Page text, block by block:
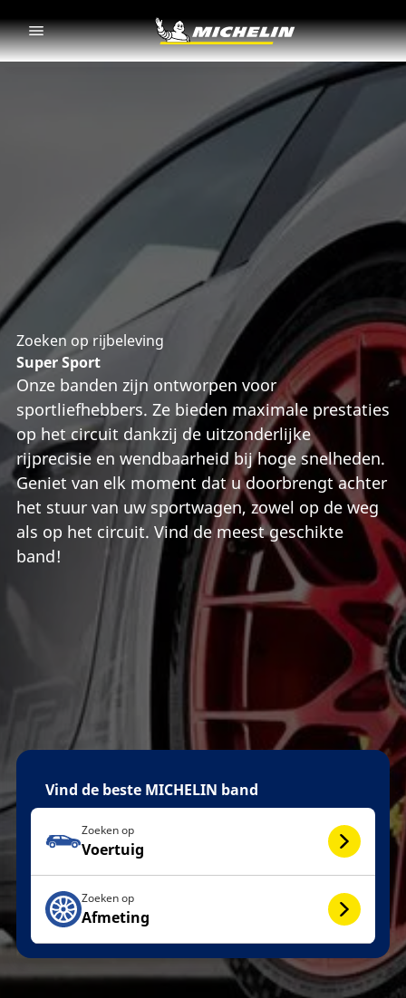
Zoeken op rijbeleving
Super Sport
Onze banden zijn ontworpen voor
sportliefhebbers. Ze bieden maximale prestaties
op het circuit dankzij de uitzonderlijke
rijprecisie en wendbaarheid bij hoge snelheden.
Geniet van elk moment dat u doorbrengt achter
het stuur van uw sportwagen, zowel op de weg
als op het circuit. Vind de meest geschikte
band!
Vind de beste MICHELIN band
Zoeken op
Voertuig
Zoeken op
Afmeting